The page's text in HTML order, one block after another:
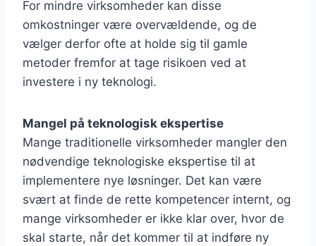
For mindre virksomheder kan disse
omkostninger være overvældende, og de
vælger derfor ofte at holde sig til gamle
metoder fremfor at tage risikoen ved at
investere i ny teknologi.
Mangel på teknologisk ekspertise
Mange traditionelle virksomheder mangler den
nødvendige teknologiske ekspertise til at
implementere nye løsninger. Det kan være
svært at finde de rette kompetencer internt, og
mange virksomheder er ikke klar over, hvor de
skal starte, når det kommer til at indføre ny